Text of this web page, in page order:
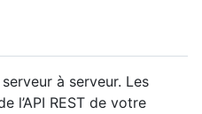
à serveur. Les
l’API REST de votre